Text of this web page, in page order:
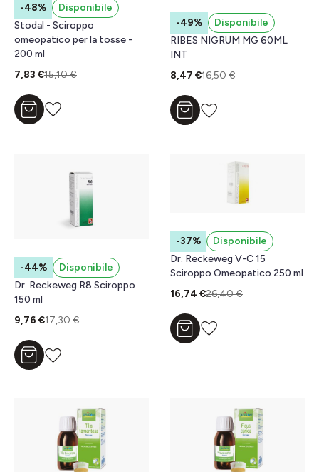
-48%
Disponibile
Stodal - Sciroppo
omeopatico per la tosse -
200 ml
7,83 €15,10 €
Aggiungi al carrello
-49%
Disponibile
RIBES NIGRUM MG 60ML
INT
8,47 €16,50 €
Aggiungi al carrello
-44%
Disponibile
Dr. Reckeweg R8 Sciroppo
150 ml
9,76 €17,30 €
Aggiungi al carrello
-37%
Disponibile
Dr. Reckeweg V-C 15
Sciroppo Omeopatico 250 ml
16,74 €26,40 €
Aggiungi al carrello